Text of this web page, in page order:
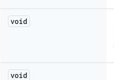
void
void